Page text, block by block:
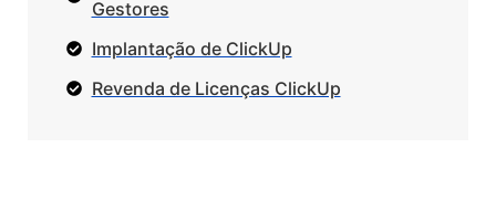
Gestores
Implantação de ClickUp
Revenda de Licenças ClickUp